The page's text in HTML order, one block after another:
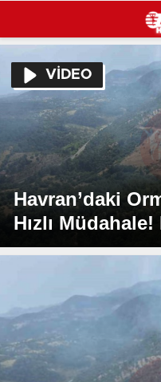
Havran’daki
Hızlı
Karadan Etkin
VİDEO